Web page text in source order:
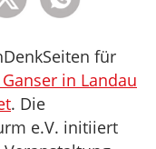
für
in Landau
. Die
e.V. initiiert